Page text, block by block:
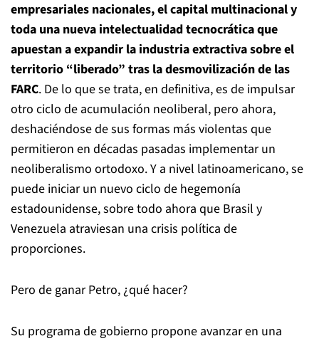
empresariales nacionales, el capital multinacional y
toda una nueva intelectualidad tecnocrática que
apuestan a expandir la industria extractiva sobre el
territorio “liberado” tras la desmovilización de las
FARC. De lo que se trata, en definitiva, es de impulsar
otro ciclo de acumulación neoliberal, pero ahora,
deshaciéndose de sus formas más violentas que
permitieron en décadas pasadas implementar un
neoliberalismo ortodoxo. Y a nivel latinoamericano, se
puede iniciar un nuevo ciclo de hegemonía
estadounidense, sobre todo ahora que Brasil y
Venezuela atraviesan una crisis política de
proporciones.
Pero de ganar Petro, ¿qué hacer?
Su programa de gobierno propone avanzar en una